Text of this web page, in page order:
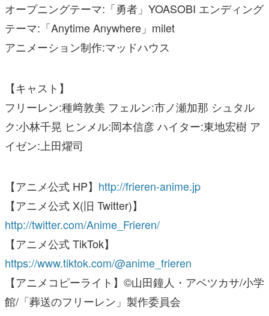
オープニングテーマ:「勇者」YOASOBI エンディング
テーマ:「Anytime Anywhere」milet
アニメーション制作:マッドハウス
【キャスト】
フリーレン:種﨑敦美 フェルン:市ノ瀬加那 シュタル
ク:小林千晃 ヒンメル:岡本信彦 ハイター:東地宏樹 ア
イゼン:上田燿司
【アニメ公式 HP】 http://frieren-anime.jp
【アニメ公式 X(旧 Twitter)】
http://twitter.com/Anime_Frieren/
【アニメ公式 TikTok】
https://www.tiktok.com/@anime_frieren
【アニメコピーライト】©山田鐘人・アベツカサ/小学
館/「葬送のフリーレン」製作委員会